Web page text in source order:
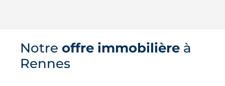
de valeur immobilière. Plus-value
possible, risque de décote, limites du
DPE, atout du neuf : ce qu'il faut savoir
Notre offre immobilière à
Rennes